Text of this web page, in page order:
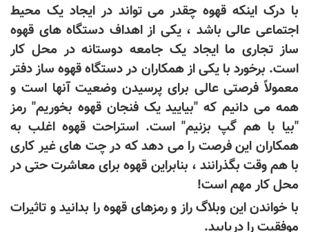
با درک اینکه قهوه چقدر می تواند در ایجاد یک محیط
اجتماعی عالی باشد ، یکی از اهداف دستگاه های قهوه
ساز تجاری ما ایجاد یک جامعه دوستانه در محل کار
است. برخورد با یکی از همکاران در دستگاه قهوه ساز دفتر
معمولاً فرصتی عالی برای پرسیدن وضعیت آنها است و
همه می دانیم که "بیایید یک فنجان قهوه بخوریم" رمز
"بیا با هم گپ بزنیم" است. استراحت قهوه اغلب به
همکاران این فرصت را می دهد که در چت های غیر کاری
با هم وقت بگذرانند ، بنابراین قهوه برای معاشرت حتی در
محل کار مهم است!
با خواندن این وبلاگ راز و رمزهای قهوه را بدانید و تاثیرات
موفقیت را دریابید.